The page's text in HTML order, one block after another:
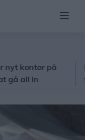
på
in